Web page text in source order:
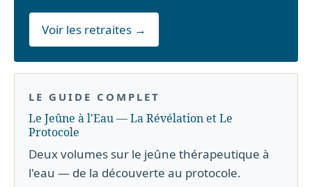
Voir les retraites →
LE GUIDE COMPLET
Le Jeûne à l'Eau — La Révélation et Le
Protocole
Deux volumes sur le jeûne thérapeutique à
l'eau — de la découverte au protocole.